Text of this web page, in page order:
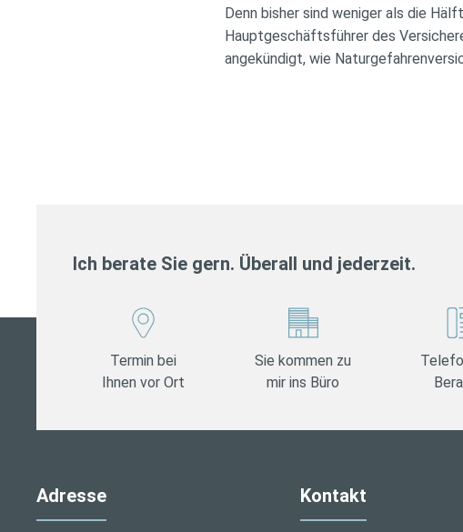
Denn bisher sind weniger als die
Hauptgeschäftsführer des
angekündigt, wie
Ich berate Sie gern. Überall und jederzeit.
Termin bei
Ihnen vor Ort
Sie kommen zu
mir ins Büro
Adresse Kontakt